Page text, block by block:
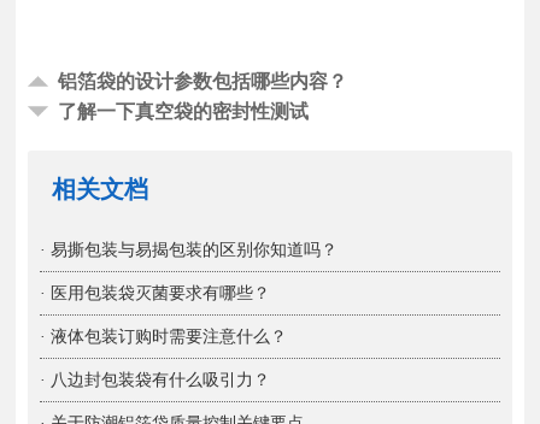
铝箔袋的设计参数包括哪些内容？
了解一下真空袋的密封性测试
相关文档
· 易撕包装与易揭包装的区别你知道吗？
· 医用包装袋灭菌要求有哪些？
· 液体包装订购时需要注意什么？
· 八边封包装袋有什么吸引力？